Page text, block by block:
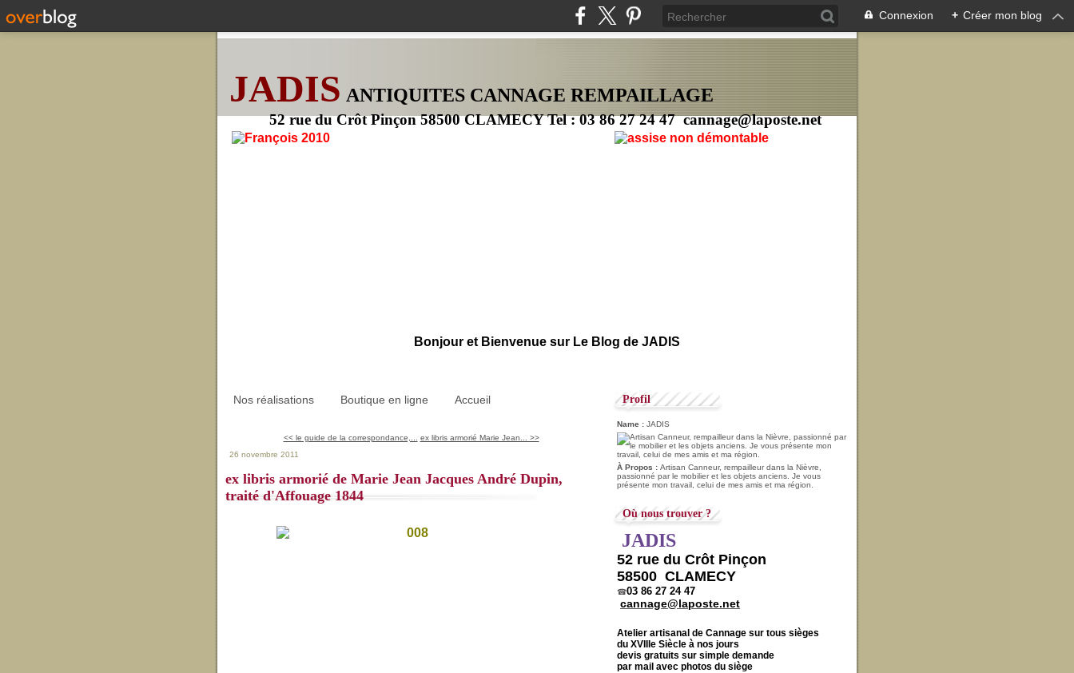
Connexion + Créer mon blog
JADIS ANTIQUITES CANNAGE REMPAILLAGE
52 rue du Crôt Pinçon 58500 CLAMECY Tel : 03 86 27 24 47 cannage@laposte.net
Bonjour et Bienvenue sur Le Blog de JADIS
Nos réalisations Boutique en ligne Accueil
<< le guide de la correspondance,...
ex libris armorié Marie Jean... >>
26 novembre 2011
ex libris armorié de Marie Jean Jacques André Dupin,
traité d'Affouage 1844
Profil
Name : JADIS
À Propos : Artisan Canneur, rempailleur dans la Nièvre,
passionné par le mobilier et les objets anciens. Je vous
présente mon travail, celui de mes amis et ma région.
Où nous trouver ?
JADIS
52 rue du Crôt Pinçon
58500 CLAMECY
☎03 86 27 24 47
cannage@laposte.net
Atelier artisanal de Cannage sur tous sièges
du XVIIIe Siècle à nos jours
devis gratuits sur simple demande
par mail avec photos du siège